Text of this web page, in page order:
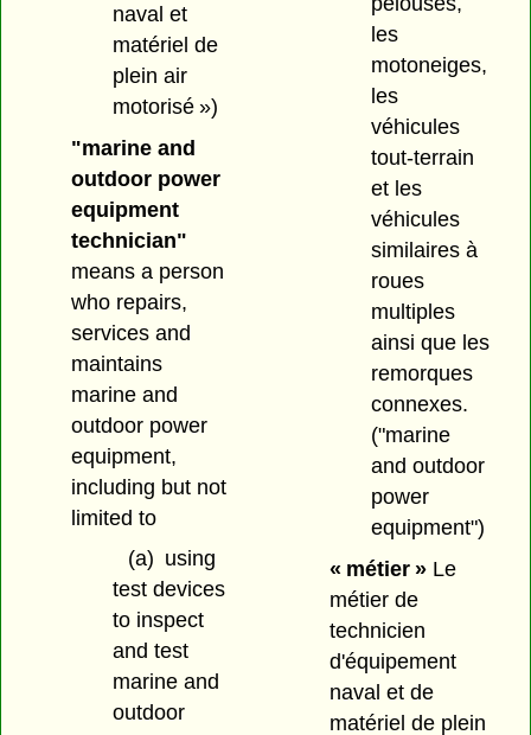
naval et
matériel de
plein air
motorisé »)
"marine and
outdoor power
equipment
technician"
means a person
who repairs,
services and
maintains
marine and
outdoor power
equipment,
including but not
limited to
(a) using
test devices
to inspect
and test
marine and
outdoor
les
motoneiges,
les
véhicules
tout-terrain
et les
véhicules
similaires à
roues
multiples
ainsi que les
remorques
connexes.
("marine
and outdoor
power
equipment")
« métier »Le
métier de
technicien
d'équipement
naval et de
matériel de plein